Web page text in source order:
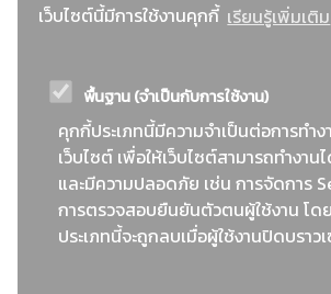
เว็บไซต์นี้มีการใช้งานคุกกี้ เรียนรู้เพิ่มเติม
พื้นฐาน (จำเป็นกับการใช้งาน)
คุกกี้ประเภทนี้มีความจำเป็นต่อการทำ
เว็บไซต์ เพื่อให้เว็บไซต์สามารถทำงาน
และมีความปลอดภัย เช่น การจัดการ
การตรวจสอบยืนยันตัวตนผู้ใช้งาน โด
ประเภทนี้จะถูกลบเมื่อผู้ใช้งานปิดบราว
: วิธีเฉพาะเจาะจง
ข่าวสาร/ประกาศ
: เอกสารส่งเสริมความโปร่งใสในการจัดซื้อจัดจ้าง
ข่าวสารจัดซื้อจัดจ้าง
: แผนการจัดซื้อจัดจ้าง